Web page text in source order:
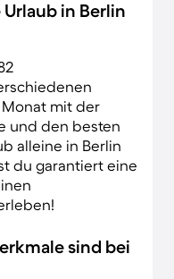
in Berlin
mit der
und den besten
alleine in Berlin
du garantiert eine
sind bei